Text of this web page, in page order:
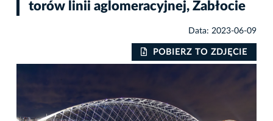
torów linii aglomeracyjnej, Zabłocie
Data: 2023-06-09
POBIERZ TO ZDJĘCIE